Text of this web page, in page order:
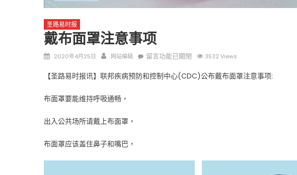
圣路易时报
戴布面罩注意事项
Posted
2020年4月25日 Author
网站编辑
在
布
中
留言功能已關閉 3532 Views
【圣路易时报讯】联邦疾病预防和控制中心(CDC)公布戴布面罩注意事项:
布面罩要能维持呼吸通畅，
出入公共场所请戴上布面罩，
布面罩应该盖住鼻子和嘴巴，
免费健康检查 无需预约 免费赠送血压计供符合
条件者使用 欢迎参加索取! 4月18日星期六 上午
9点至中午 Grace UM Church